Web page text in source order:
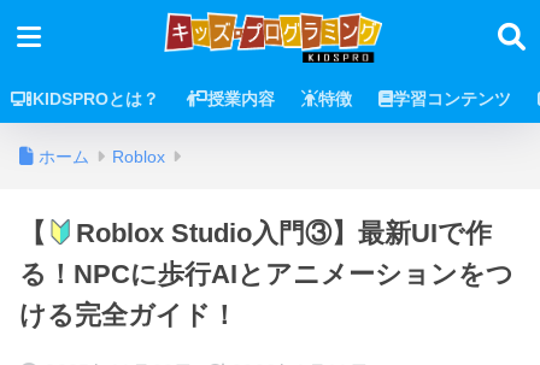
KIDSPROとは？ 授業内容 特徴 学習コンテンツ
ホーム Roblox
【
Roblox Studio入門③】最新UIで作
る！NPCに歩行AIとアニメーションをつ
ける完全ガイド！